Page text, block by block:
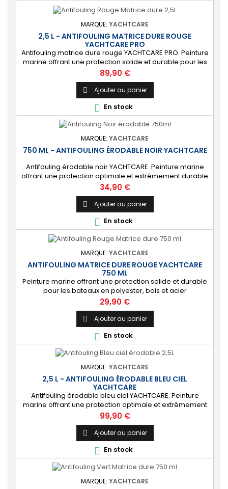
MARQUE: YACHTCARE
2,5 L - ANTIFOULING MATRICE DURE ROUGE
YACHTCARE PRO
Antifouling matrice dure rouge YACHTCARE PRO. Peinture
marine offrant une protection solide et durable pour les
bateaux en polyester, bois et acier (INCOMPATIBLE
coques aluminium). ⚙️ [Résistant] Protection solide,
durable et anti-salissures qui repoussera algues et
coquillages durant une saison complète. 🔝 [Idéal pour
les bateaux rapides] Permet...
Prix
89,90 €
 Ajouter au panier
 En stock
MARQUE: YACHTCARE
750 ML - ANTIFOULING ÉRODABLE NOIR YACHTCARE
Antifouling érodable noir YACHTCARE. Peinture marine
offrant une protection optimale et extrêmement durable
de la carène pour les bateaux jusqu’à 25 nœuds. ⚙️ [Tout
support] Protège toutes les coques en polyester, bois et
acier contre les salissures. Ne convient PAS à l’aluminium
et aux alliages légers. 🔝 [Haute protection] Matrice lisse
permettant de...
Prix
34,90 €
 Ajouter au panier
 En stock
MARQUE: YACHTCARE
ANTIFOULING MATRICE DURE ROUGE YACHTCARE
750 ML
Peinture marine offrant une protection solide et durable
pour les bateaux en polyester, bois et acier
(INCOMPATIBLE coques aluminium). [Résistant]
Protection solide, durable et anti-salissures qui
repoussera algues et coquillages durant une saison
complète.
Prix
29,90 €
 Ajouter au panier
 En stock
MARQUE: YACHTCARE
2,5 L - ANTIFOULING ÉRODABLE BLEU CIEL
YACHTCARE
Antifouling érodable bleu ciel YACHTCARE. Peinture
marine offrant une protection optimale et extrêmement
durable de la carène pour les bateaux jusqu’à 25
nœuds. ⚙️ [Tout support] Protège toutes les coques en
polyester, bois et acier contre les salissures. Ne convient
PAS à l’aluminium et aux alliages légers. 🔝 [Haute
protection] Matrice lisse permettant...
Prix
99,90 €
 Ajouter au panier
 En stock
MARQUE: YACHTCARE